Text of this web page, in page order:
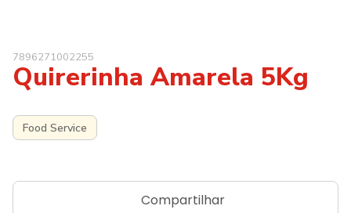
7896271002255
Quirerinha Amarela 5Kg
Food Service
Compartilhar